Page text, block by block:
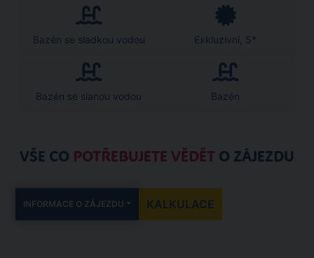
Bazén se sladkou vodou Exkluzivní, 5*
Bazén se slanou vodou Bazén
VŠE CO POTŘEBUJETE VĚDĚT O ZÁJEZDU
INFORMACE O ZÁJEZDU KALKULACE